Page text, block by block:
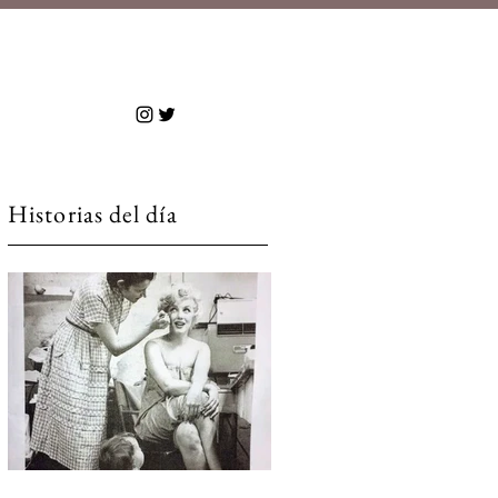
Historias del día